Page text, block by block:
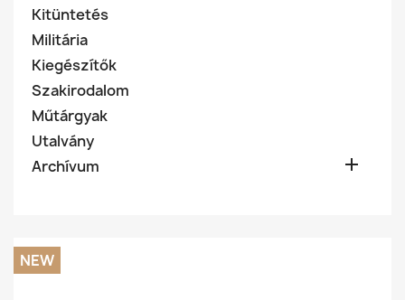
Kitüntetés
Militária
Kiegészítők
Szakirodalom
Műtárgyak
Utalvány
Archívum

NEW